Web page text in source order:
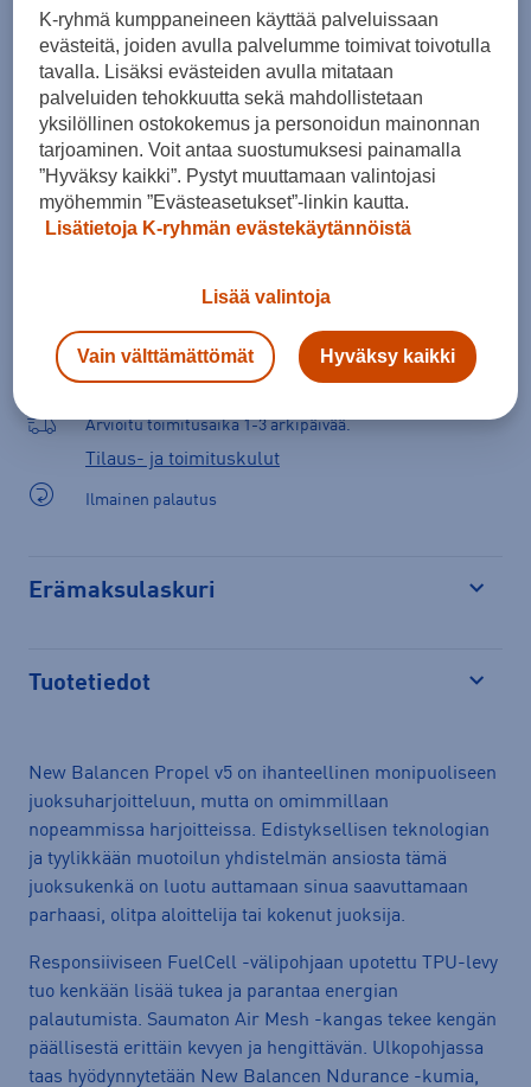
Kokotaulukko
Lisää ostoskoriin
Tarkista saatavuus ja tilaa myymälästä
Valitse koko nähdäksesi myymäläsaatavuuden.
Arvioitu toimitusaika 1-3 arkipäivää.
Tilaus- ja toimituskulut
Ilmainen palautus
Erämaksulaskuri
Tuotetiedot
New Balancen Propel v5 on ihanteellinen monipuoliseen
juoksuharjoitteluun, mutta on omimmillaan
nopeammissa harjoitteissa. Edistyksellisen teknologian
ja tyylikkään muotoilun yhdistelmän ansiosta tämä
juoksukenkä on luotu auttamaan sinua saavuttamaan
parhaasi, olitpa aloittelija tai kokenut juoksija.
Responsiiviseen FuelCell -välipohjaan upotettu TPU-levy
tuo kenkään lisää tukea ja parantaa energian
palautumista. Saumaton Air Mesh -kangas tekee kengän
päällisestä erittäin kevyen ja hengittävän. Ulkopohjassa
taas hyödynnytetään New Balancen Ndurance -kumia,
K-ryhmä kumppaneineen käyttää palveluissaan
evästeitä, joiden avulla palvelumme toimivat toivotulla
tavalla. Lisäksi evästeiden avulla mitataan
palveluiden tehokkuutta sekä mahdollistetaan
yksilöllinen ostokokemus ja personoidun mainonnan
tarjoaminen. Voit antaa suostumuksesi painamalla
”Hyväksy kaikki”. Pystyt muuttamaan valintojasi
myöhemmin ”Evästeasetukset”-linkin kautta.
Lisätietoja K-ryhmän evästekäytännöistä
Lisää valintoja
Vain välttämättömät Hyväksy kaikki